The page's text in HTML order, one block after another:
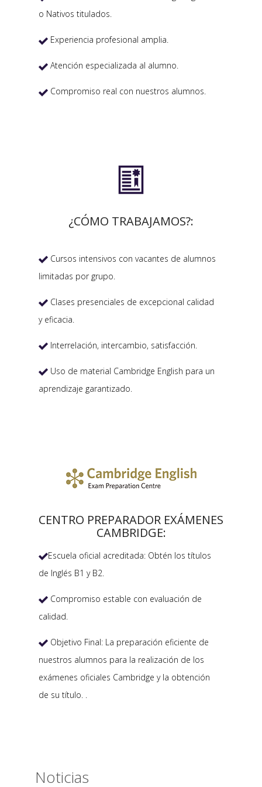
o Nativos titulados.
 Experiencia profesional amplia.
 Atención especializada al alumno.
 Compromiso real con nuestros alumnos.

¿CÓMO TRABAJAMOS?:
 Cursos intensivos con vacantes de alumnos
limitadas por grupo.
 Clases presenciales de excepcional calidad
y eficacia.
 Interrelación, intercambio, satisfacción.
 Uso de material Cambridge English para un
aprendizaje garantizado.
CENTRO PREPARADOR EXÁMENES
CAMBRIDGE:
Escuela oficial acreditada: Obtén los títulos
de Inglés B1 y B2.
 Compromiso estable con evaluación de
calidad.
 Objetivo Final: La preparación eficiente de
nuestros alumnos para la realización de los
exámenes oficiales Cambridge y la obtención
de su título. .
Noticias